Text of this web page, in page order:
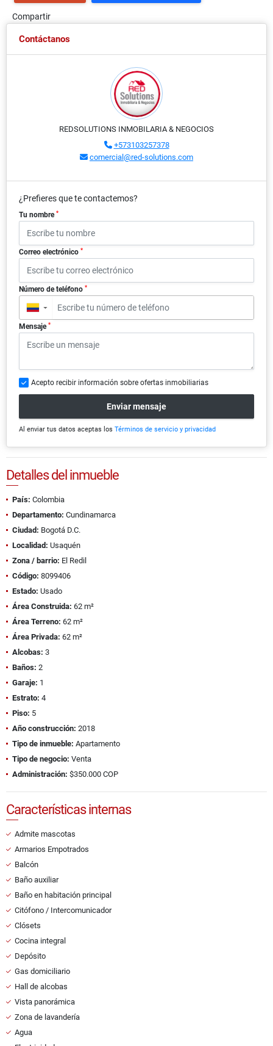
Compartir
Contáctanos
REDSOLUTIONS INMOBILARIA & NEGOCIOS
+573103257378
comercial@red-solutions.com
¿Prefieres que te contactemos?
Tu nombre *
Correo electrónico *
Número de teléfono *
▼
Mensaje *
Acepto recibir información sobre ofertas inmobiliarias
Enviar mensaje
Al enviar tus datos aceptas los Términos de servicio y privacidad
Detalles del inmueble
País: Colombia
Departamento: Cundinamarca
Ciudad: Bogotá D.C.
Localidad: Usaquén
Zona / barrio: El Redil
Código: 8099406
Estado: Usado
Área Construida: 62 m²
Área Terreno: 62 m²
Área Privada: 62 m²
Alcobas: 3
Baños: 2
Garaje: 1
Estrato: 4
Piso: 5
Año construcción: 2018
Tipo de inmueble: Apartamento
Tipo de negocio: Venta
Administración: $350.000 COP
Características internas
Admite mascotas
Armarios Empotrados
Balcón
Baño auxiliar
Baño en habitación principal
Citófono / Intercomunicador
Clósets
Cocina integral
Depósito
Gas domiciliario
Hall de alcobas
Vista panorámica
Zona de lavandería
Agua